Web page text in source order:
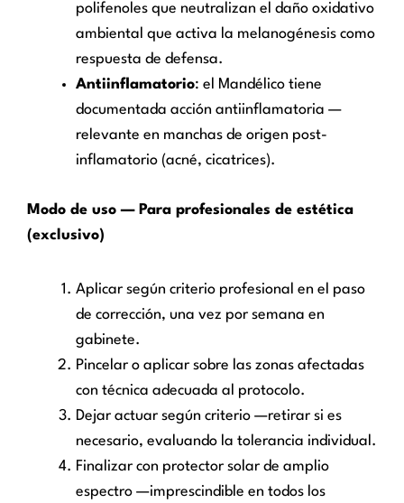
polifenoles que neutralizan el daño oxidativo
ambiental que activa la melanogénesis como
respuesta de defensa.
Antiinflamatorio: el Mandélico tiene
documentada acción antiinflamatoria —
relevante en manchas de origen post-
inflamatorio (acné, cicatrices).
Modo de uso — Para profesionales de estética
(exclusivo)
Aplicar según criterio profesional en el paso
de corrección, una vez por semana en
gabinete.
Pincelar o aplicar sobre las zonas afectadas
con técnica adecuada al protocolo.
Dejar actuar según criterio —retirar si es
necesario, evaluando la tolerancia individual.
Finalizar con protector solar de amplio
espectro —imprescindible en todos los